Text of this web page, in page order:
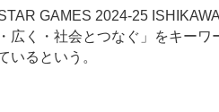
GAMES 2024-25
広く・社会とつなぐ」をキー
いるという。